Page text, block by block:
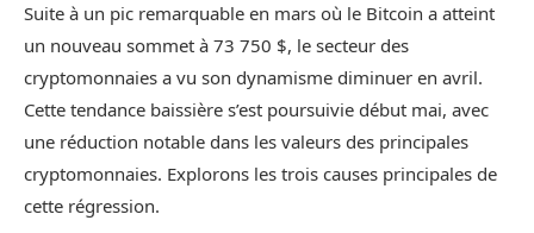
Suite à un pic remarquable en mars où le Bitcoin a atteint
un nouveau sommet à 73 750 $, le secteur des
cryptomonnaies a vu son dynamisme diminuer en avril.
Cette tendance baissière s’est poursuivie début mai, avec
une réduction notable dans les valeurs des principales
cryptomonnaies. Explorons les trois causes principales de
cette régression.